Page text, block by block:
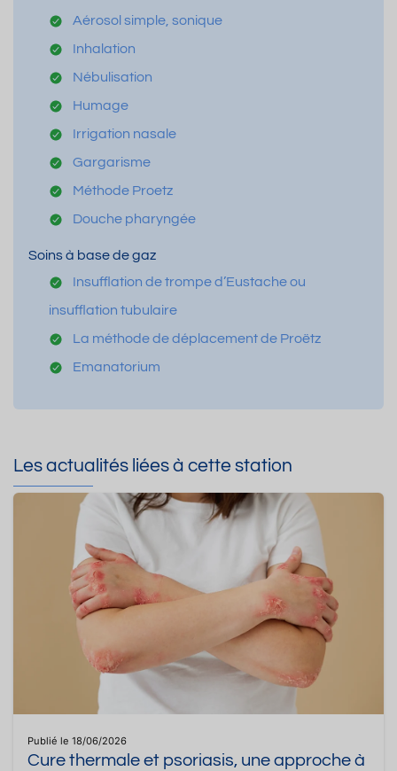
Aérosol simple, sonique
Inhalation
Nébulisation
Humage
Irrigation nasale
Gargarisme
Méthode Proetz
Douche pharyngée
Soins à base de gaz
Insufflation de trompe d’Eustache ou
insufflation tubulaire
La méthode de déplacement de Proëtz
Emanatorium
Les actualités liées à cette station
Publié le 18/06/2026
Cure thermale et psoriasis, une approche à